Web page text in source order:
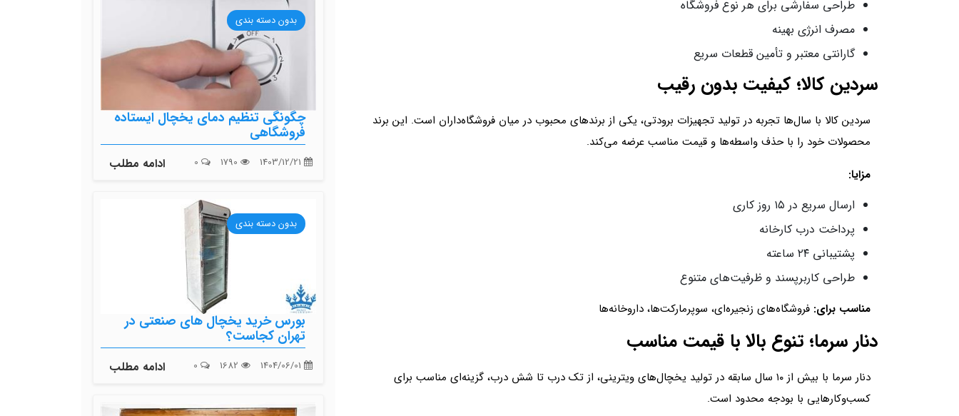
طراحی سفارشی برای هر نوع فروشگاه
مصرف انرژی بهینه
گارانتی معتبر و تأمین قطعات سریع
سردین کالا؛ کیفیت بدون رقیب
سردین کالا با سال‌ها تجربه در تولید تجهیزات برودتی، یکی از برندهای محبوب در میان فروشگاه‌داران است. این برند
محصولات خود را با حذف واسطه‌ها و قیمت مناسب عرضه می‌کند.
مزایا:
ارسال سریع در ۱۵ روز کاری
پرداخت درب کارخانه
پشتیبانی ۲۴ ساعته
طراحی کاربرپسند و ظرفیت‌های متنوع
مناسب برای: فروشگاه‌های زنجیره‌ای، سوپرمارکت‌ها، داروخانه‌ها
دنار سرما؛ تنوع بالا با قیمت مناسب
دنار سرما با بیش از ۱۰ سال سابقه در تولید یخچال‌های ویترینی، از تک درب تا شش درب، گزینه‌ای مناسب برای
کسب‌وکارهایی با بودجه محدود است.
بدون دسته بندی
چگونگی تنظیم دمای یخچال ایستاده
فروشگاهی
ادامه مطلب
بدون دسته بندی
بورس خرید یخچال های صنعتی در
تهران کجاست؟
ادامه مطلب